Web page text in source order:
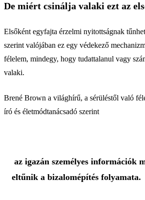
De miért csinálja valaki ezt az
Elsőként egyfajta érzelmi nyitottságnak
szerint valójában ez egy védekező
félelem, mindegy, hogy tudattalanul vagy
valaki.
Brené Brown a világhírű, a sérüléstől való
író és életmódtanácsadó szerint
az igazán személyes információk
eltűnik a bizalomépítés folyamata.